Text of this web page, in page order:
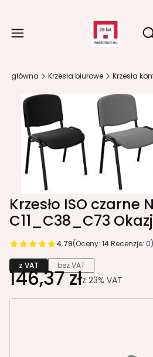
główna Krzesła biurowe
Krzesło ISO czarne
C11_C38_C73
4.79(Oceny: 14 Recenzje: 0)
z VAT bez VAT
146,37 złz 23% VAT